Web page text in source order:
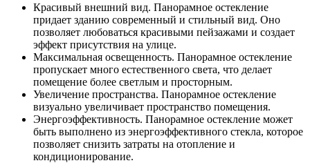
Красивый внешний вид. Панорамное остекление
придает зданию современный и стильный вид. Оно
позволяет любоваться красивыми пейзажами и создает
эффект присутствия на улице.
Максимальная освещенность. Панорамное остекление
пропускает много естественного света, что делает
помещение более светлым и просторным.
Увеличение пространства. Панорамное остекление
визуально увеличивает пространство помещения.
Энергоэффективность. Панорамное остекление может
быть выполнено из энергоэффективного стекла, которое
позволяет снизить затраты на отопление и
кондиционирование.